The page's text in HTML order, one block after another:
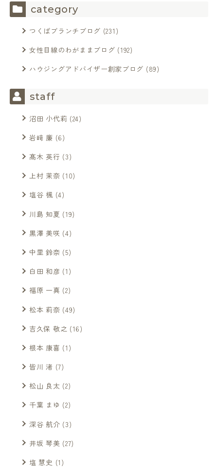
category
つくばブランチブログ (231)
女性目線のわがままブログ (192)
ハウジングアドバイザー創家ブログ (89)
staff
沼田 小代莉 (24)
岩﨑 廉 (6)
髙木 英行 (3)
上村 茉奈 (10)
塩谷 楓 (4)
川島 知夏 (19)
黒澤 美咲 (4)
中里 鈴奈 (5)
白田 和彦 (1)
福原 一真 (2)
松本 莉奈 (49)
吉久保 敬之 (16)
根本 康喜 (1)
皆川 渚 (7)
松山 良太 (2)
千葉 まゆ (2)
深谷 航介 (3)
井坂 琴美 (27)
塩 慧史 (1)